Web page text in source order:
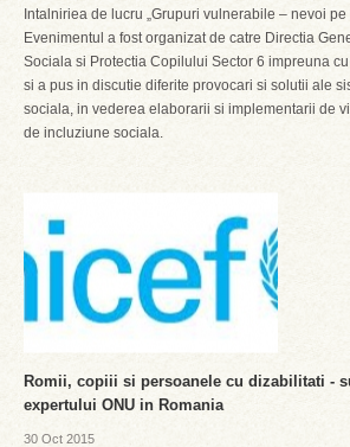
Intalniriea de lucru „Grupuri vulnerabile – nevoi
Evenimentul a fost organizat de catre Directia
Sociala si Protectia Copilului Sector 6 impreuna
si a pus in discutie diferite provocari si solutii ale
sociala, in vederea elaborarii si implementarii de
de incluziune sociala.
Romii, copiii si persoanele cu dizabilitati -
expertului ONU in Romania
30 Oct 2015